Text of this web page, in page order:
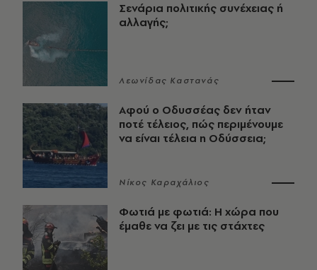
Σενάρια πολιτικής συνέχειας ή
αλλαγής;
Λεωνίδας Καστανάς
Αφού ο Οδυσσέας δεν ήταν
ποτέ τέλειος, πώς περιμένουμε
να είναι τέλεια η Οδύσσεια;
Νίκος Καραχάλιος
Φωτιά με φωτιά: Η χώρα που
έμαθε να ζει με τις στάχτες